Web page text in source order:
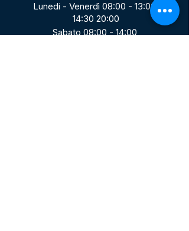
Lunedi - Venerdì 08:00 - 13:00
14:30 20:00
Sabato 08:00 - 14:00